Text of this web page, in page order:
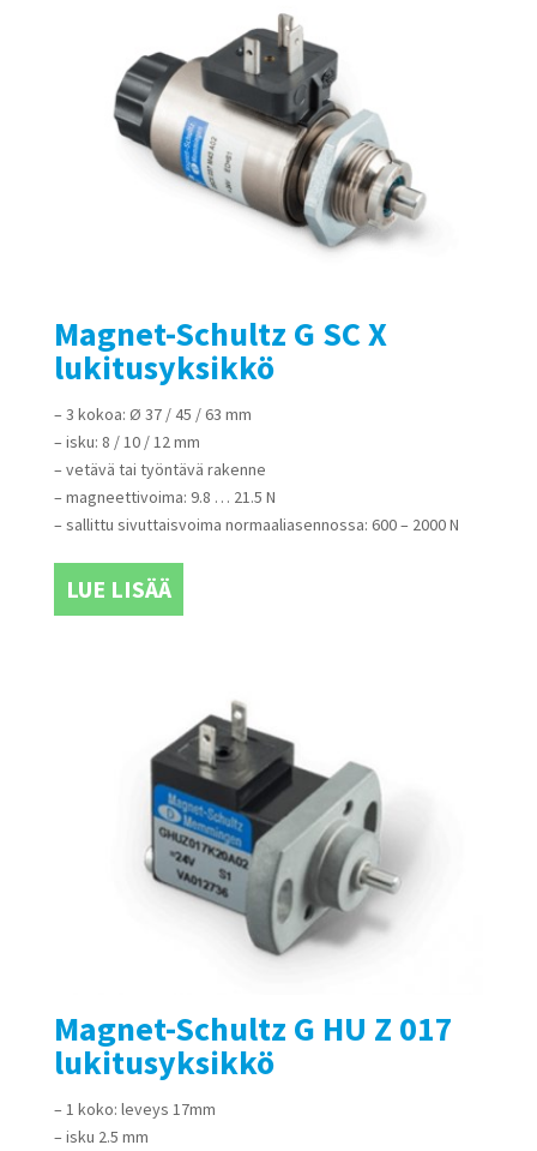
Magnet-Schultz G SC X
lukitusyksikkö
– 3 kokoa: Ø 37 / 45 / 63 mm
– isku: 8 / 10 / 12 mm
– vetävä tai työntävä rakenne
– magneettivoima: 9.8 … 21.5 N
– sallittu sivuttaisvoima normaaliasennossa: 600 – 2000 N
LUE LISÄÄ
Magnet-Schultz G HU Z 017
lukitusyksikkö
– 1 koko: leveys 17mm
– isku 2.5 mm